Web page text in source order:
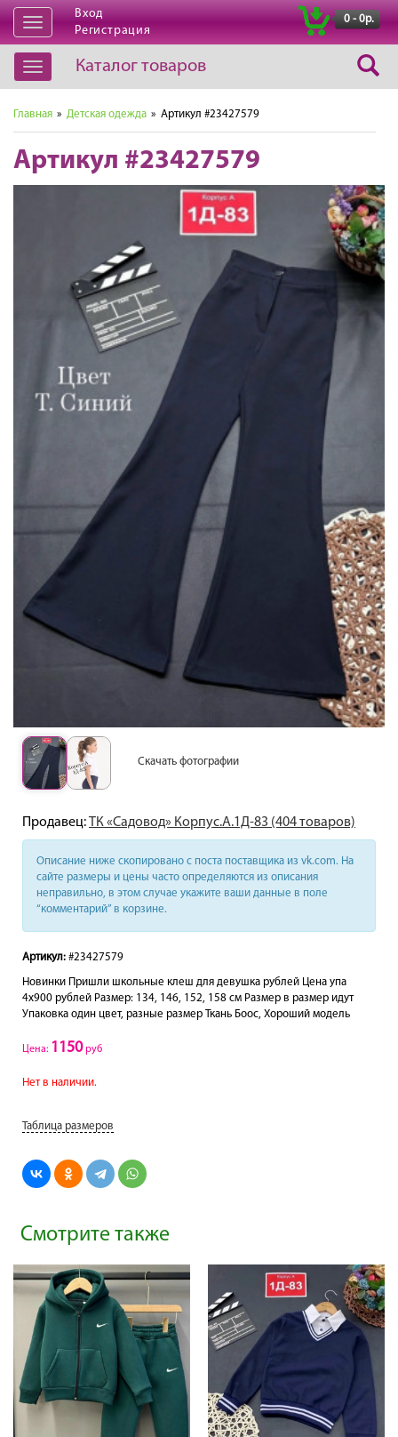
Открыть
навигацию
Вход
Регистрация
0 - 0р.
Открыть
навигацию
Каталог товаров
Главная » Детская одежда » Артикул #23427579
Артикул #23427579
Скачать фотографии
Продавец:ТК «Садовод» Корпус.А.1Д-83 (404 товаров)
Описание ниже скопировано с поста поставщика из vk.com. На
сайте размеры и цены часто определяются из описания
неправильно, в этом случае укажите ваши данные в поле
“комментарий” в корзине.
Артикул: #23427579
Новинки Пришли школьные клеш для девушка рублей Цена упа
4х900 рублей Размер: 134, 146, 152, 158 см Размер в размер идут
Упаковка один цвет, разные размер Ткань Боос, Хороший модель
Цена: 1150руб
Нет в наличии.
Таблица размеров
Смотрите также